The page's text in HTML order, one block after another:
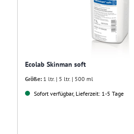
Ecolab Skinman soft
Größe: 1 ltr. | 5 ltr. | 500 ml
Sofort verfügbar, Lieferzeit: 1-5 Tage